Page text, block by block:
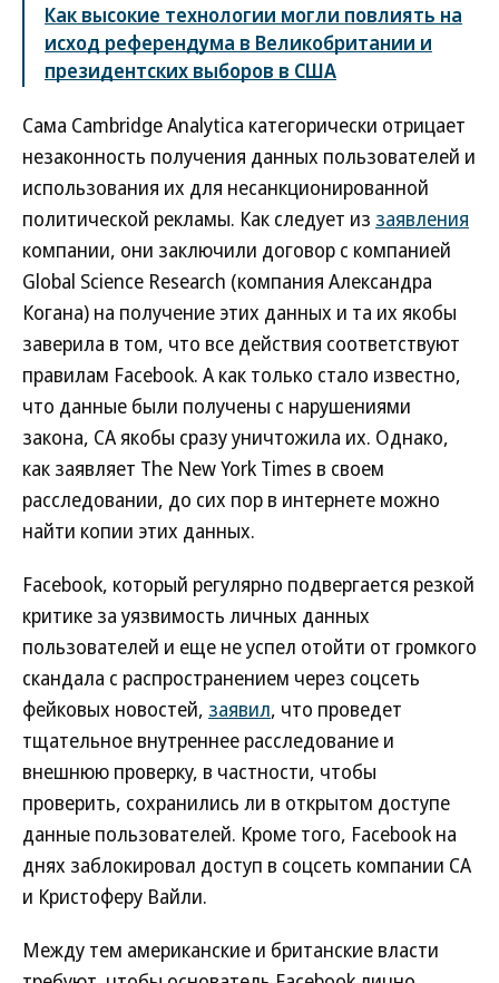
Как высокие технологии могли повлиять на
исход референдума в Великобритании и
президентских выборов в США
Сама Cambridge Analytica категорически отрицает
незаконность получения данных пользователей и
использования их для несанкционированной
политической рекламы. Как следует из заявления
компании, они заключили договор с компанией
Global Science Research (компания Александра
Когана) на получение этих данных и та их якобы
заверила в том, что все действия соответствуют
правилам Facebook. А как только стало известно,
что данные были получены с нарушениями
закона, CA якобы сразу уничтожила их. Однако,
как заявляет The New York Times в своем
расследовании, до сих пор в интернете можно
найти копии этих данных.
Facebook, который регулярно подвергается резкой
критике за уязвимость личных данных
пользователей и еще не успел отойти от громкого
скандала с распространением через соцсеть
фейковых новостей, заявил, что проведет
тщательное внутреннее расследование и
внешнюю проверку, в частности, чтобы
проверить, сохранились ли в открытом доступе
данные пользователей. Кроме того, Facebook на
днях заблокировал доступ в соцсеть компании CA
и Кристоферу Вайли.
Между тем американские и британские власти